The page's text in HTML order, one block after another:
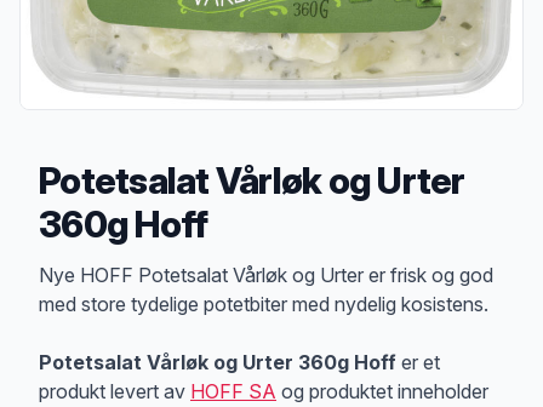
Potetsalat Vårløk og Urter
360g Hoff
Produktbeskrivelse
Nye HOFF Potetsalat Vårløk og Urter er frisk og god
med store tydelige potetbiter med nydelig kosistens.
Potetsalat Vårløk og Urter 360g Hoff er et
produkt levert av HOFF SA og produktet inneholder